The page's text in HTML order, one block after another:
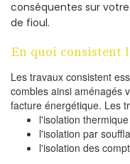
conséquentes sur
de fioul.
En quoi consistent
Les travaux consistent
combles ainsi aménagés
facture énergétique. Les
l'isolation thermique
l'isolation par
l'isolation des